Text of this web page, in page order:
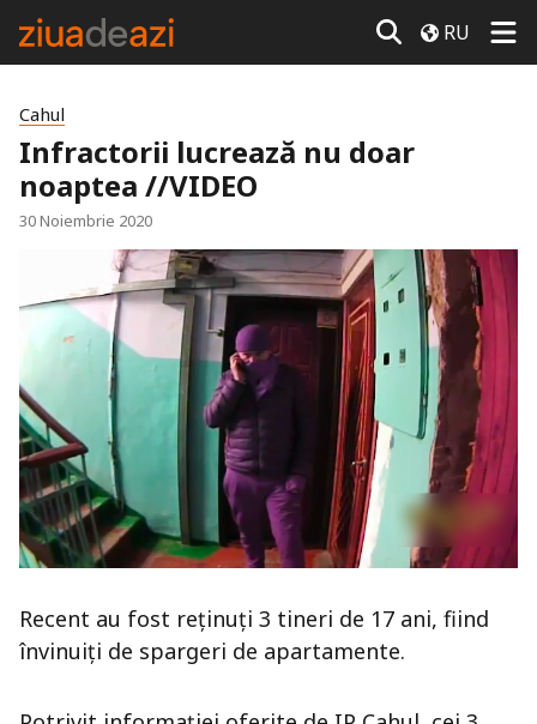
RU
Cahul
Infractorii lucrează nu doar
noaptea //VIDEO
30 Noiembrie 2020
Recent au fost reținuți 3 tineri de 17 ani, fiind
învinuiți de spargeri de apartamente.